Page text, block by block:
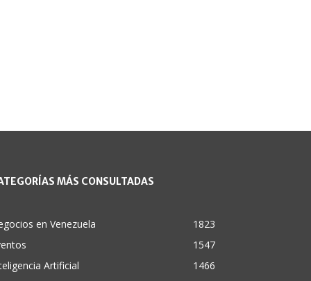
MÁS CONSULTADAS
en Venezuela
1823
1547
Artificial
1466